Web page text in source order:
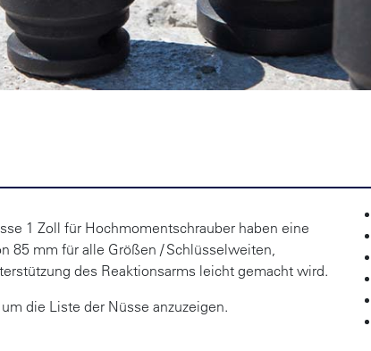
1 Zoll für Hochmomentschrauber haben eine
85 mm für alle Größen / Schlüsselweiten,
des Reaktionsarms leicht gemacht wird.
die Liste der Nüsse anzuzeigen.